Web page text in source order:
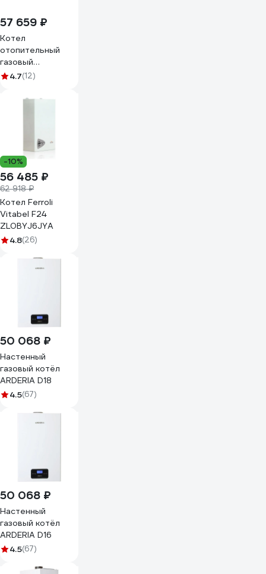
57 659 ₽
Котел
отопительный
газовый
Kotitonttu TOIVO
00000054
4.7(12)
-10%
56 485 ₽
62 918 ₽
Котел Ferroli
Vitabel F24
ZL0BYJ6JYA
4.8(26)
50 068 ₽
Настенный
газовый котёл
ARDERIA D18
4.5(67)
50 068 ₽
Настенный
газовый котёл
ARDERIA D16
4.5(67)